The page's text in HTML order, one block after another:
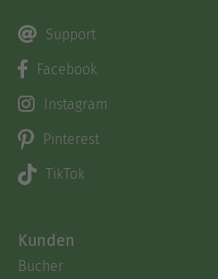
Support
Facebook
Instagram
Pinterest
TikTok
Kunden
Bücher